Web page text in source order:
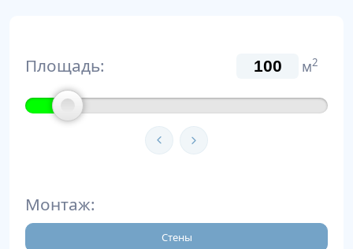
Площадь: м2
Монтаж:
Стены